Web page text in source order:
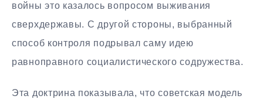
войны это казалось вопросом выживания
сверхдержавы. С другой стороны, выбранный
способ контроля подрывал саму идею
равноправного социалистического содружества.
Эта доктрина показывала, что советская модель